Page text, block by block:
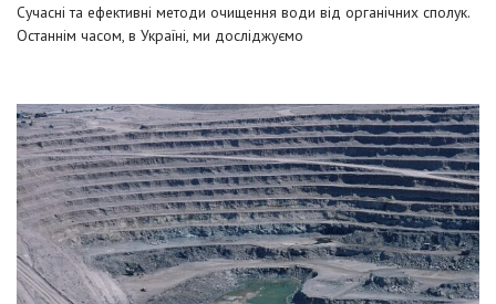
Сучасні та ефективні методи очищення води від органічних сполук.
Останнім часом, в Україні, ми досліджуємо